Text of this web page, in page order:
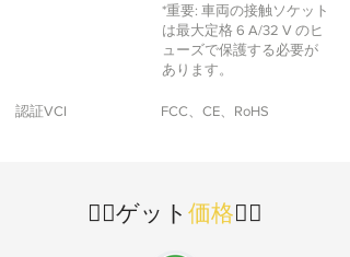
*重要: 車両の接触ソケット
は最大定格 6 A/32 V のヒ
ューズで保護する必要が
あります。
認証VCI FCC、CE、RoHS
👇🏻ゲット 価格👇🏻